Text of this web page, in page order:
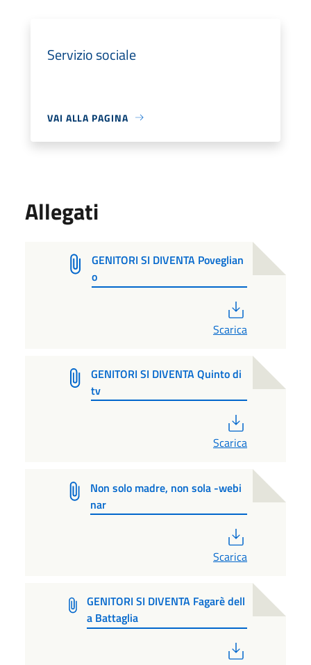
Servizio sociale
VAI ALLA PAGINA
Allegati
GENITORI SI DIVENTA Poveglian
o
Scarica
GENITORI SI DIVENTA Quinto di
tv
Scarica
Non solo madre, non sola -webi
nar
Scarica
GENITORI SI DIVENTA Fagarè dell
a Battaglia